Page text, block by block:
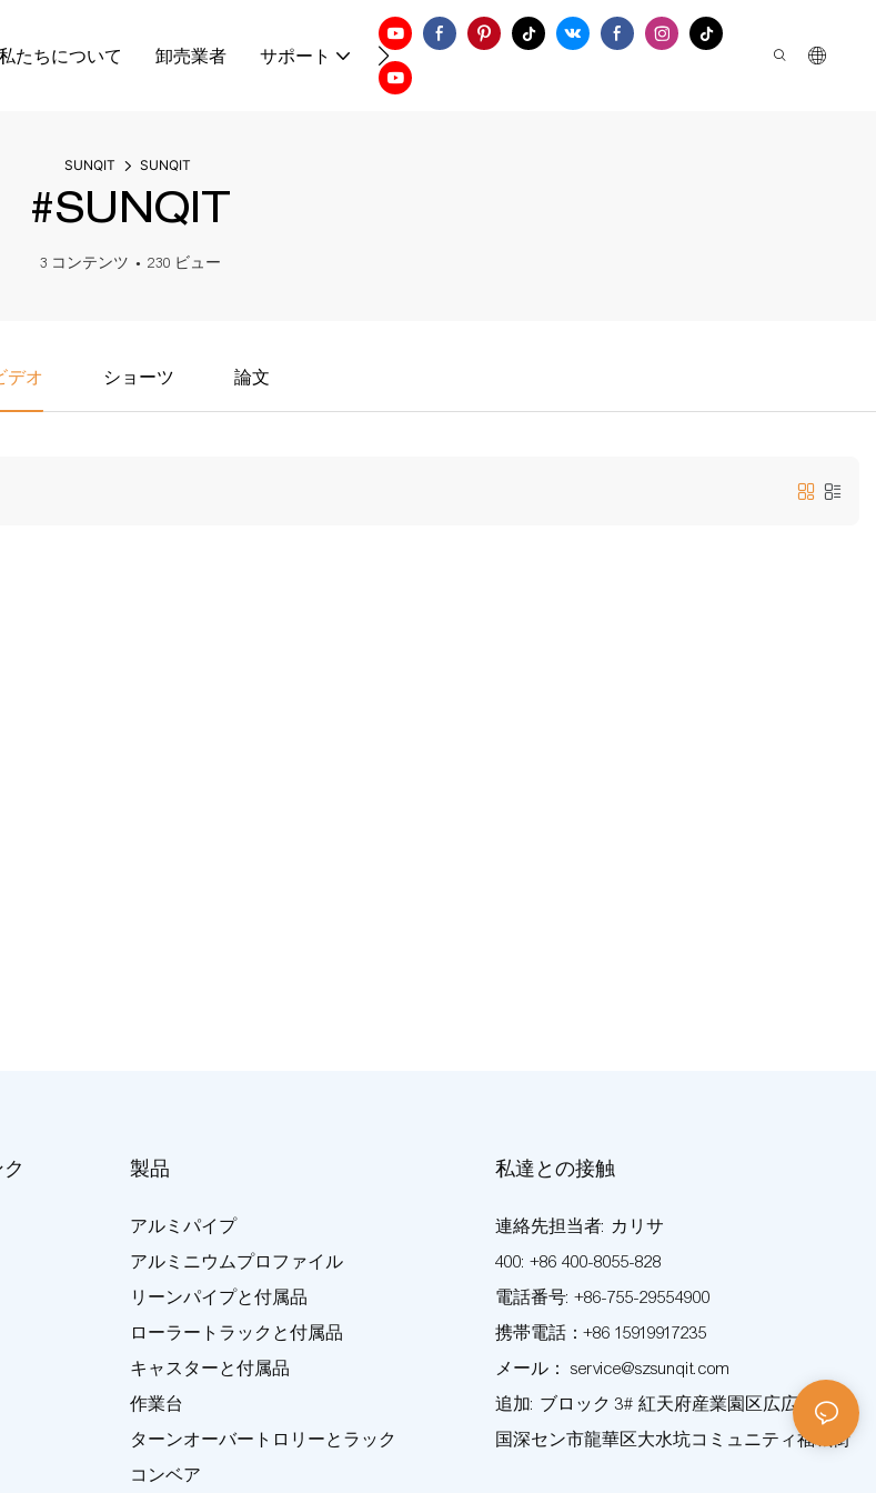
たちについて 卸売業者 サポート お問い合わせ
SUNQIT SUNQIT
#SUNQIT
3 コンテンツ 230 ビュー
デオ ショーツ 論文
製品
アルミパイプ
アルミニウムプロファイル
リーンパイプと付属品
ローラートラックと付属品
キャスターと付属品
作業台
ターンオーバートロリーとラック
コンベア
私達との接触
連絡先担当者: カリサ
400: +86 400-8055-828
電話番号: +86-755-29554900
携帯電話：+86 15919917235
メール： service@szsunqit.com
追加: ブロック 3# 紅天府産業園区広広路。 中
国深セン市龍華区大水坑コミュニティ福城街